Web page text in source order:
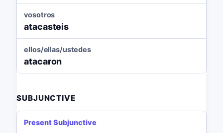
vosotros
atacasteis
ellos/ellas/ustedes
atacaron
SUBJUNCTIVE
Present Subjunctive